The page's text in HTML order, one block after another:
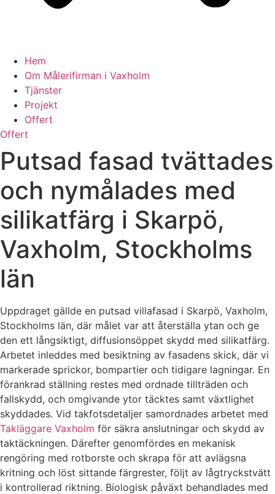
Hem
Om Målerifirman i Vaxholm
Tjänster
Projekt
Offert
Offert
Putsad fasad tvättades
och nymålades med
silikatfärg i Skarpö,
Vaxholm, Stockholms
län
Uppdraget gällde en putsad villafasad i Skarpö, Vaxholm,
Stockholms län, där målet var att återställa ytan och ge
den ett långsiktigt, diffusionsöppet skydd med silikatfärg.
Arbetet inleddes med besiktning av fasadens skick, där vi
markerade sprickor, bompartier och tidigare lagningar. En
förankrad ställning restes med ordnade tillträden och
fallskydd, och omgivande ytor täcktes samt växtlighet
skyddades. Vid takfotsdetaljer samordnades arbetet med
Takläggare Vaxholm för säkra anslutningar och skydd av
taktäckningen. Därefter genomfördes en mekanisk
rengöring med rotborste och skrapa för att avlägsna
kritning och löst sittande färgrester, följt av lågtryckstvätt
i kontrollerad riktning. Biologisk påväxt behandlades med